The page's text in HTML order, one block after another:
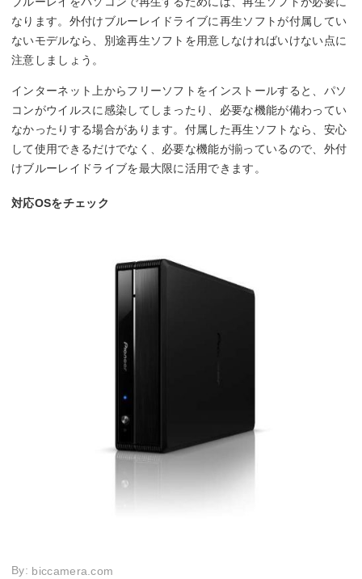
なります。外付けブルーレイドライブに再生ソフトが付属してい
ないモデルなら、別途再生ソフトを用意しなければいけない点に
注意しましょう。
インターネット上からフリーソフトをインストールすると、パソ
コンがウイルスに感染してしまったり、必要な機能が備わってい
なかったりする場合があります。付属した再生ソフトなら、安心
して使用できるだけでなく、必要な機能が揃っているので、外付
けブルーレイドライブを最大限に活用できます。
対応OSをチェック
By: biccamera.com